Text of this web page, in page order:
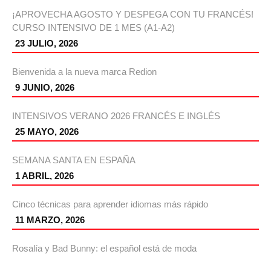
¡APROVECHA AGOSTO Y DESPEGA CON TU FRANCÉS!
CURSO INTENSIVO DE 1 MES (A1-A2)
23 JULIO, 2026
Bienvenida a la nueva marca Redion
9 JUNIO, 2026
INTENSIVOS VERANO 2026 FRANCÉS E INGLÉS
25 MAYO, 2026
SEMANA SANTA EN ESPAÑA
1 ABRIL, 2026
Cinco técnicas para aprender idiomas más rápido
11 MARZO, 2026
Rosalía y Bad Bunny: el español está de moda